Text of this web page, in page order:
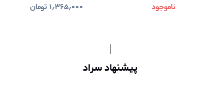
ناموجود
۱٫۳۶۵٫۰۰۰ تومان
پیشنهاد سراد